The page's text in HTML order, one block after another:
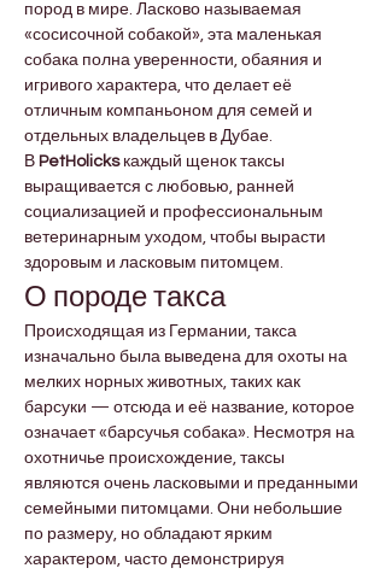
пород в мире. Ласково называемая
«сосисочной собакой», эта маленькая
собака полна уверенности, обаяния и
игривого характера, что делает её
отличным компаньоном для семей и
отдельных владельцев в Дубае.
В PetHolicks каждый щенок таксы
выращивается с любовью, ранней
социализацией и профессиональным
ветеринарным уходом, чтобы вырасти
здоровым и ласковым питомцем.
О породе такса
Происходящая из Германии, такса
изначально была выведена для охоты на
мелких норных животных, таких как
барсуки — отсюда и её название, которое
означает «барсучья собака». Несмотря на
охотничье происхождение, таксы
являются очень ласковыми и преданными
семейными питомцами. Они небольшие
по размеру, но обладают ярким
характером, часто демонстрируя